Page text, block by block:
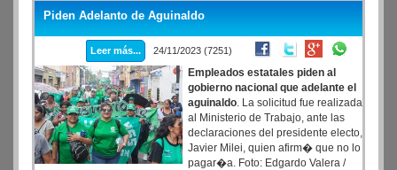
Piden Adelanto de Aguinaldo
Leer más... 24/11/2023 (7251)
Empleados estatales piden al
gobierno nacional que adelante el
aguinaldo. La solicitud fue realizada
al Ministerio de Trabajo, ante las
declaraciones del presidente electo,
Javier Milei, quien afirm� que no lo
pagar�a. Foto: Edgardo Valera /